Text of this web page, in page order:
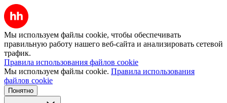
Мы используем файлы cookie, чтобы обеспечивать
правильную работу нашего веб-сайта и анализировать сетевой
трафик.
Правила использования файлов cookie
Мы используем файлы cookie. Правила использования
файлов cookie
Понятно